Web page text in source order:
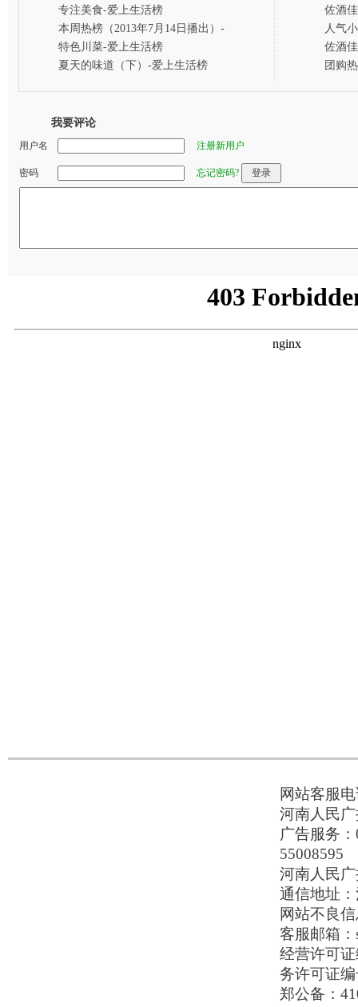
专注美食-爱上生活榜
本周热榜（2013年7月14日播出）-
爱上生活榜
特色川菜-爱上生活榜
夏天的味道（下）-爱上生活榜
出）-
佐酒
人气
佐酒
团购
我要评论
用户名 注册新用户
密码 忘记密码?
网站客服
河南人民
广告服务
55008595
河南人民
通信地址：
网站不良
客服邮箱：
经营许可
务许可证
郑公备：